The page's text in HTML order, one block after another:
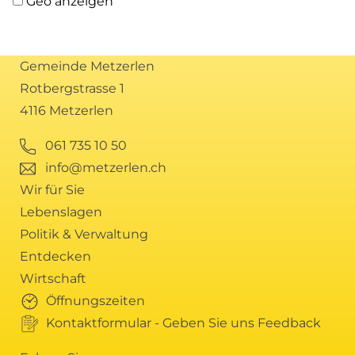
Gemeinde Metzerlen
Rotbergstrasse 1
4116 Metzerlen
061 735 10 50
info@metzerlen.ch
Wir für Sie
Lebenslagen
Politik & Verwaltung
Entdecken
Wirtschaft
Öffnungszeiten
Kontaktformular - Geben Sie uns Feedback